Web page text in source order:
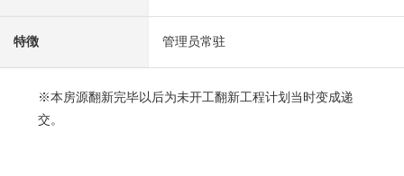
特徴 管理员常驻
※本房源翻新完毕以后为未开工翻新工程计划当时变成递
交。